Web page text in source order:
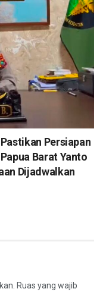
Persiapan
Barat Yanto
Dijadwalkan
Ruas yang wajib